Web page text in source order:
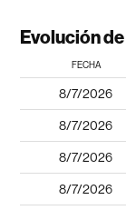
Evolución
FECHA
8/7/2026
8/7/2026
8/7/2026
8/7/2026